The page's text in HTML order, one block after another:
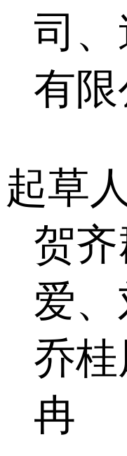
司
有限
起草
贺齐
爱、
乔
冉